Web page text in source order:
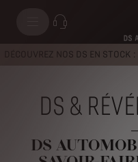
DÉCOUVREZ NOS DS EN STOCK :
DS &
DS